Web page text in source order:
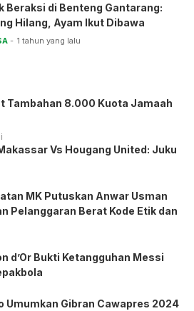
Beraksi di Benteng Gantarang:
Hilang, Ayam Ikut Dibawa
1 tahun yang lalu
Tambahan 8.000 Kuota Jamaah
Vs Hougang United: Juku
MK Putuskan Anwar Usman
Pelanggaran Berat Kode Etik dan
d’Or Bukti Ketangguhan Messi
Umumkan Gibran Cawapres 2024